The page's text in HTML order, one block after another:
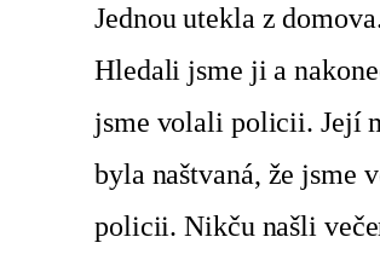
Jednou utekla z
Hledali jsme ji a
jsme volali policii. Její
byla naštvaná, že jsme
policii. Nikču našli